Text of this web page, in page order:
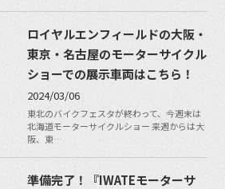
ロイヤルエンフィールドの大阪・
東京・名古屋のモーターサイクル
ショーでの展示車両はこちら！
2024/03/06
東北のバイクフェスタが終わって、今週末は
北海道モーターサイクルショー 来週からは大
阪、東…
準備完了！『IWATEモーターサ